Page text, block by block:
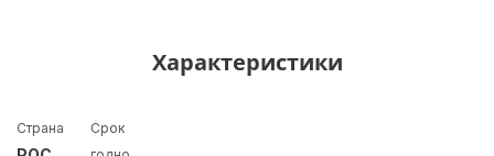
Характеристики
Страна
Срок